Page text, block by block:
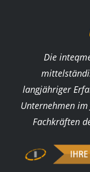
Die
langjähriger
Unternehmen
Fachkräften